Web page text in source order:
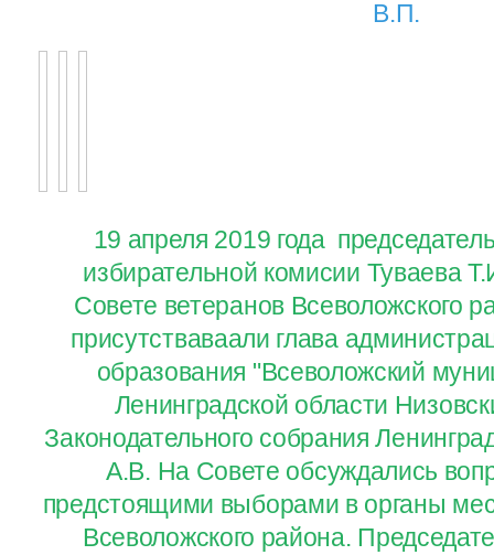
В.П.
19 апреля 2019 года
избирательной комисии Туваева
Совете ветеранов Всеволожского
присутстваваали глава
образования "Всеволожский
Ленинградской области
Законодательного собрания
А.В. На Совете обсуждались
предстоящими выборами в органы
Всеволожского района.